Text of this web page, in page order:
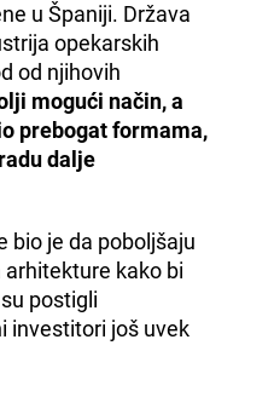
u Španiji. Država
opekarskih
od njihovih
mogući način, a
prebogat formama,
dalje
bio je da poboljšaju
kako bi
postigli
investitori još uvek